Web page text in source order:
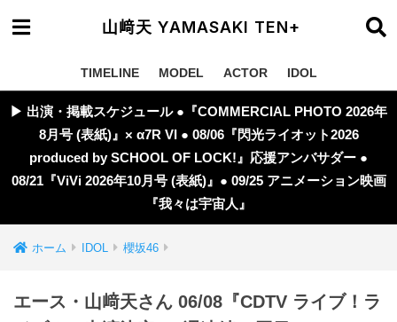
山﨑天 YAMASAKI TEN+
TIMELINE MODEL ACTOR IDOL
▶︎ 出演・掲載スケジュール ●『COMMERCIAL PHOTO 2026年
8月号 (表紙)』× α7R VI ● 08/06『閃光ライオット2026
produced by SCHOOL OF LOCK!』応援アンバサダー ●
08/21『ViVi 2026年10月号 (表紙)』● 09/25 アニメーション映画
『我々は宇宙人』
ホーム IDOL 櫻坂46
エース・山﨑天さん 06/08『CDTV ライブ！ラ